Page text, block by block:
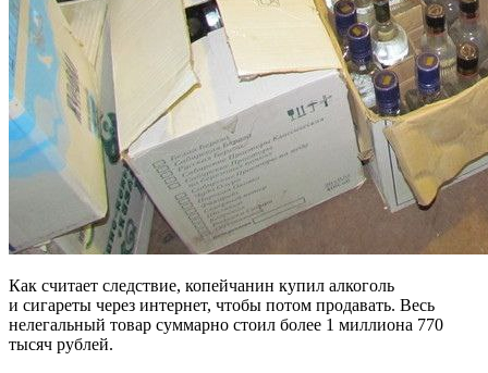
Как считает следствие, копейчанин купил алкоголь
и сигареты через интернет, чтобы потом продавать. Весь
нелегальный товар суммарно стоил более 1 миллиона 770
тысяч рублей.